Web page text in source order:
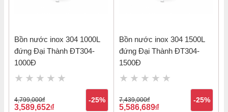
Bồn nước inox 304 1000L
đứng Đại Thành ĐT304-
1000Đ
4,799,000đ
3,589,652đ
-25%
Bồn nước inox 304 1500L
đứng Đại Thành ĐT304-
1500Đ
7,439,000đ
5,586,689đ
-25%